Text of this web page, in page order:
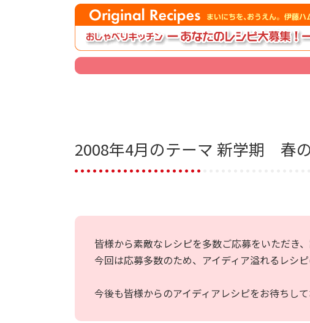
2008年4月のテーマ 新学期 春
皆様から素敵なレシピを多数ご応募をいただき
今回は応募多数のため、アイディア溢れるレシ
今後も皆様からのアイディアレシピをお待ちし